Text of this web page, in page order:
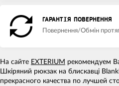
ГАРАНТІЯ ПОВЕРНЕННЯ
Повернення/Обмін
На сайте EXTERIUM рекомендуем
Шкіряний рюкзак на блискавці
прекрасного качества по лучшей